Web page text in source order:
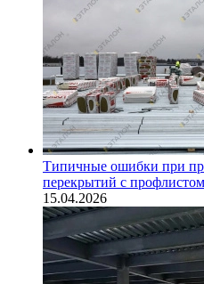
Типичные ошибки при
перекрытий с профлистом
15.04.2026